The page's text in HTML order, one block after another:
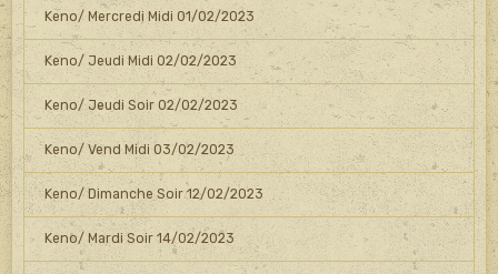
Keno/ Mercredi Midi 01/02/2023
Keno/ Jeudi Midi 02/02/2023
Keno/ Jeudi Soir 02/02/2023
Keno/ Vend Midi 03/02/2023
Keno/ Dimanche Soir 12/02/2023
Keno/ Mardi Soir 14/02/2023